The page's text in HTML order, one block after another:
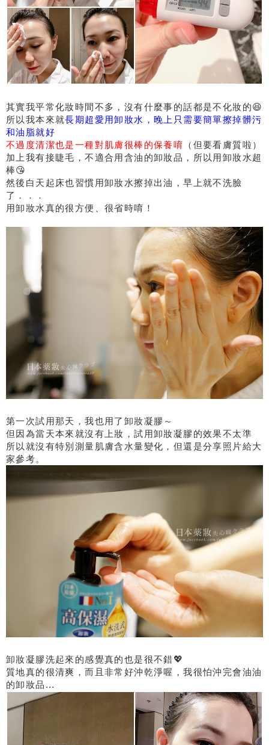
其實我平常化妝時間不多，沒有什麼事的話都是不化妝的😆
所以我本來就長期超愛用卸妝水，晚上只需要簡單擦掉髒污
和油脂就好
不過度清潔也是一種對肌膚很棒的保養唷 （但要看膚質啦）
加上我有接睫毛，不適合用含油的卸妝品，所以用卸妝水超
棒😘
然後白天起床也習慣用卸妝水擦掉出油，早上就不洗臉
了．．．
用卸妝水真的很方便、很省時唷！
第一次試用那天，我也用了卸妝凝膠～
但因為當天本來就沒有上妝，試用卸妝凝膠的效果不太準
所以就沒有特別測量肌膚含水量變化，但還是分享照片給大
家參考。
卸妝凝膠洗起來的感覺真的也是很不錯💖
質地真的很清爽，而且非常好沖乾淨喔，我很怕沖完會油油
的卸妝品...